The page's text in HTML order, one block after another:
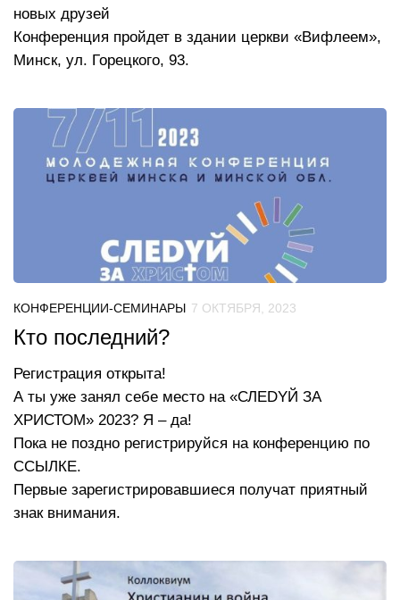
новых друзей
Конференция пройдет в здании церкви «Вифлеем»,
Минск, ул. Горецкого, 93.
КОНФЕРЕНЦИИ-СЕМИНАРЫ 7 ОКТЯБРЯ, 2023
Кто последний?
Регистрация открыта!
А ты уже занял себе место на «СЛЕDYЙ ЗА
ХРИСТОМ» 2023? Я – да!
Пока не поздно регистрируйся на конференцию по
ССЫЛКЕ.
Первые зарегистрировавшиеся получат приятный
знак внимания.